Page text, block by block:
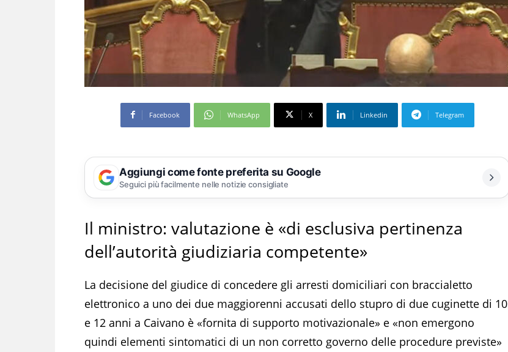
Facebook WhatsApp X Linkedin Telegram
Aggiungi come fonte preferita su Google
Seguici più facilmente nelle notizie consigliate
Il ministro: valutazione è «di esclusiva pertinenza
dell’autorità giudiziaria competente»
La decisione del giudice di concedere gli arresti domiciliari con braccialetto
elettronico a uno dei due maggiorenni accusati dello stupro di due cuginette di 10
e 12 anni a Caivano è «fornita di supporto motivazionale» e «non emergono
quindi elementi sintomatici di un non corretto governo delle procedure previste»